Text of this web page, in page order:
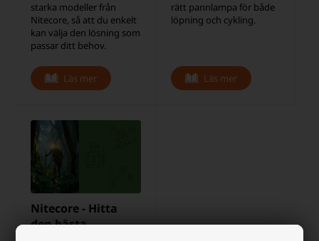
starka modeller från
Nitecore, så att du enkelt
kan välja den lösning som
passar ditt behov.
Läs mer
rätt pannlampa för både
löpning och cykling.
Läs mer
Nitecore - Hitta
den bästa